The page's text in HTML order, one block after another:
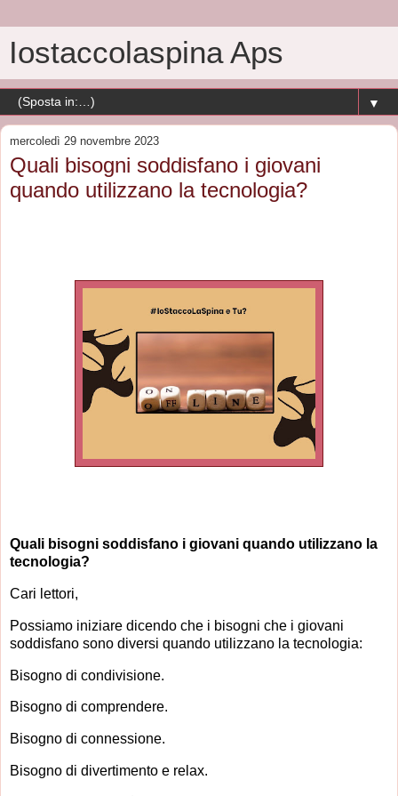
Iostaccolaspina Aps
▼
mercoledì 29 novembre 2023
Quali bisogni soddisfano i giovani
quando utilizzano la tecnologia?
Quali bisogni soddisfano i giovani quando utilizzano la
tecnologia?
Cari lettori,
Possiamo iniziare dicendo che i bisogni che i giovani
soddisfano sono diversi quando utilizzano la tecnologia:
Bisogno di condivisione.
Bisogno di comprendere.
Bisogno di connessione.
Bisogno di divertimento e relax.